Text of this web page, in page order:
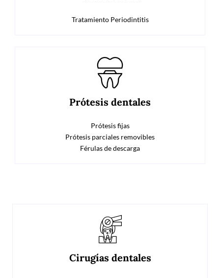
Tratamiento Periodintitis
Prótesis dentales
Prótesis fijas
Prótesis parciales removibles
Férulas de descarga
Cirugías dentales